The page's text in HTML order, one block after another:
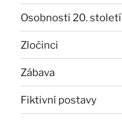
Osobnosti 20. století
Zločinci
Zábava
Fiktivní postavy